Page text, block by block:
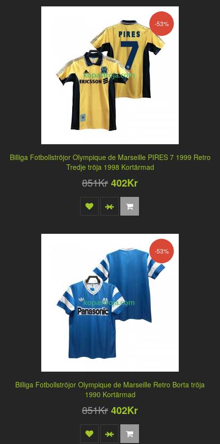
-53%
Billiga Fotbollströjor Olympique de Marseille PIRES 7 1999 Retro
Tredje tröja 1998 Kortärmad
851Kr 402Kr
-53%
Billiga Fotbollströjor Olympique de Marseille Retro Borta tröja
1990 Kortärmad
851Kr 402Kr